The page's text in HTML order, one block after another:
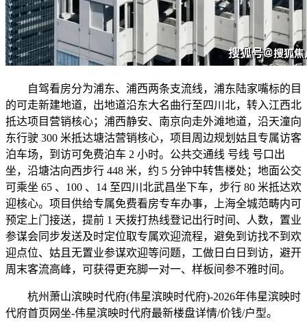
自驾看房分为浦东、浦西两条支流线，浦东陆家嘴标的目
的可走新建地道，出地道沿东大名曲行至四川北，转入江西北
抵达项目营销核心；浦西静安、南京向走外滩地道，沿天潼向
东行驶 300 米抵达塘沽营销核心，项目周边规划姑且专属访客
泊车场，到访可免费泊车 2 小时。公共交通线 号线 号口出
坐，沿塘沽向西步行 448 米，约 5 分钟中转售楼处；地面公交
可乘坐 65 、100 、14 至四川北武昌坐下车，步行 80 米抵达欢
迎核心。项目供给专属免费看房专车办事，上海全城范畴内可
预定上门接送，提前 1 天拨打热线登记出行时间、人数，置业
参谋会同步发送及时定位取专属欢迎流程，避免到访找不到欢
迎点位、姑且无置业参谋欢迎等问题，工做日白日到访，避开
周末客流高峰，可获得更充脚一对一、样板间参不雅时间。
杭州萧山滨映时代府(伟星滨映时代府)-2026年伟星滨映时
代府首页网坐-伟星滨映时代府最新楼盘详情/价钱/户型。